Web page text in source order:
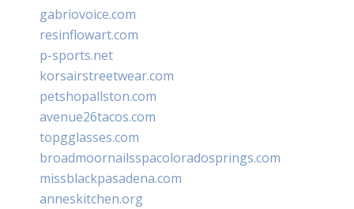
gabriovoice.com
resinflowart.com
p-sports.net
korsairstreetwear.com
petshopallston.com
avenue26tacos.com
topgglasses.com
broadmoornailsspacoloradosprings.com
missblackpasadena.com
anneskitchen.org